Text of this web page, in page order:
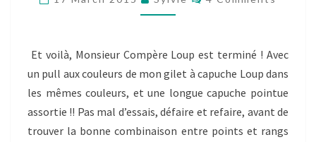
VESTE
CAPUCHE
LOUP
Et voilà, Monsieur Compère Loup est terminé ! Avec
un pull aux couleurs de mon gilet à capuche Loup dans
les mêmes couleurs, et une longue capuche pointue
assortie !! Pas mal d’essais, défaire et refaire, avant de
trouver la bonne combinaison entre points et rangs